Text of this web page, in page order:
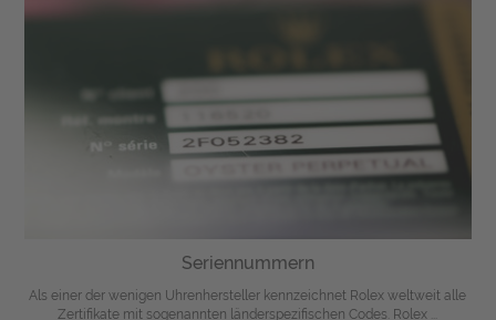
Seriennummern
Als einer der wenigen Uhrenhersteller kennzeichnet Rolex weltweit alle
Zertifikate mit sogenannten länderspezifischen Codes. Rolex ...